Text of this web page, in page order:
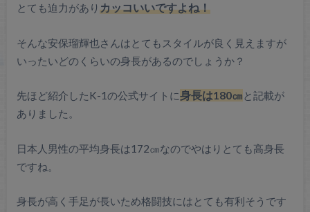
とても迫力があり カッコいいですよね！
そんな安保瑠輝也さんはとてもスタイルが良く見えますが
いったいどのくらいの身長があるのでしょうか？
先ほど紹介したK-1の公式サイトに身長は180㎝と記載が
ありました。
日本人男性の平均身長は172㎝なのでやはりとても高身長
ですね。
身長が高く手足が長いため格闘技にはとても有利そうです